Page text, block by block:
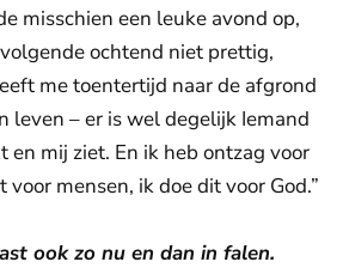
misschien een leuke avond op,
ochtend niet prettig,
me toentertijd naar de afgrond
leven – er is wel degelijk Iemand
en mij ziet. En ik heb ontzag voor
voor mensen, ik doe dit voor God.”
ook zo nu en dan in falen.